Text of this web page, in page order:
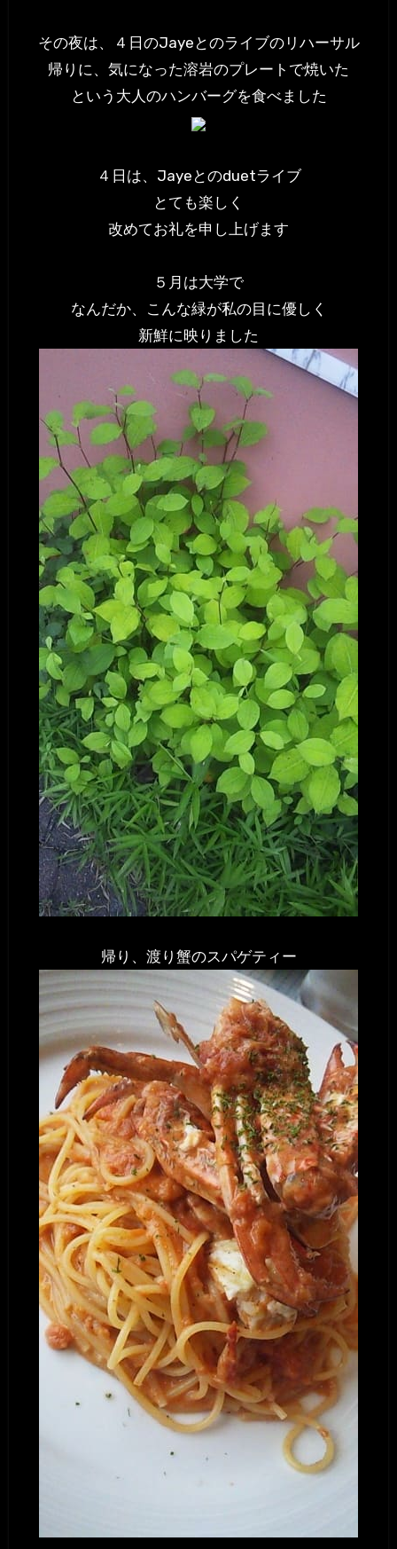
その夜は、４日のJayeとのライブのリハーサル
帰りに、気になった溶岩のプレートで焼いた
という大人のハンバーグを食べました
４日は、Jayeとのduetライブ
とても楽しく
改めてお礼を申し上げます
５月は大学で
なんだか、こんな緑が私の目に優しく
新鮮に映りました
帰り、渡り蟹のスパゲティー